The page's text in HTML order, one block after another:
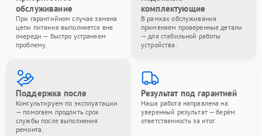
обслуживание
При гарантийном случае замена
цепи питания выполняется вне
очереди — быстро устраняем
проблему.
комплектующие
В рамках обслуживания
применяем проверенные детали
— для стабильной работы
устройства.
Поддержка после
Консультируем по эксплуатации
— помогаем продлить срок
службы после выполнения
ремонта.
Результат под гарантией
Наша работа направлена на
уверенный результат — берём
ответственность за итог.